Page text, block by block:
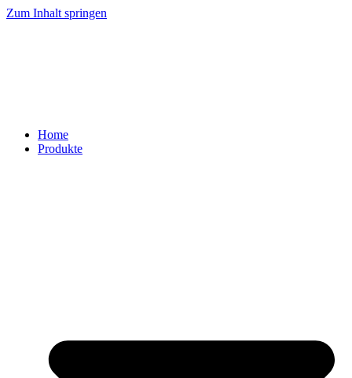
Zum Inhalt springen
Home
Produkte